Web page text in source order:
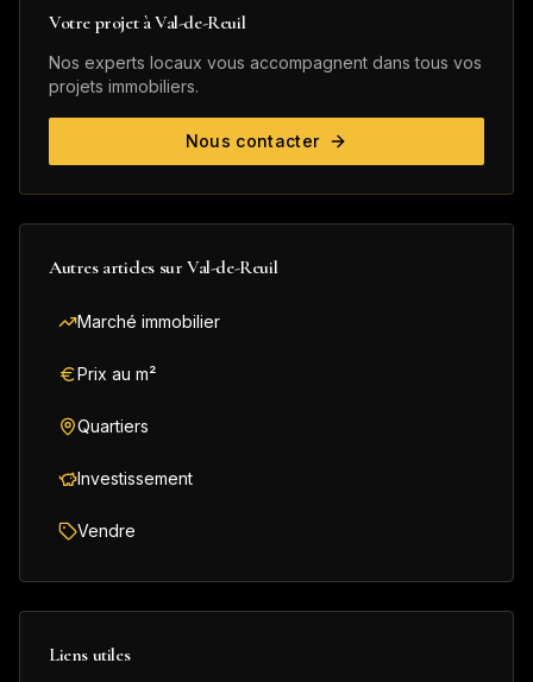
Votre projet àVal-de-Reuil
Nos experts locaux vous accompagnent dans tous vos
projets immobiliers.
Nous contacter
Autres articles sur Val-de-Reuil
Marché immobilier
Prix au m²
Quartiers
Investissement
Vendre
Liens utiles